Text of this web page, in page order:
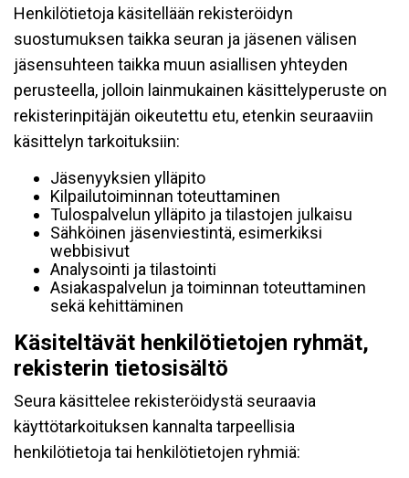
Henkilötietoja käsitellään rekisteröidyn
suostumuksen taikka seuran ja jäsenen välisen
jäsensuhteen taikka muun asiallisen yhteyden
perusteella, jolloin lainmukainen käsittelyperuste on
rekisterinpitäjän oikeutettu etu, etenkin seuraaviin
käsittelyn tarkoituksiin:
Jäsenyyksien ylläpito
Kilpailutoiminnan toteuttaminen
Tulospalvelun ylläpito ja tilastojen julkaisu
Sähköinen jäsenviestintä, esimerkiksi
webbisivut
Analysointi ja tilastointi
Asiakaspalvelun ja toiminnan toteuttaminen
sekä kehittäminen
Käsiteltävät henkilötietojen ryhmät,
rekisterin tietosisältö
Seura käsittelee rekisteröidystä seuraavia
käyttötarkoituksen kannalta tarpeellisia
henkilötietoja tai henkilötietojen ryhmiä: